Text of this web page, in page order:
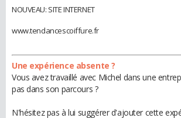
NOUVEAU: SITE INTERNET
www.tendancescoiffure.fr
Une expérience absente ?
Vous avez travaillé avec Michel dans une
pas dans son parcours ?
N'hésitez pas à lui suggérer d'ajouter cette